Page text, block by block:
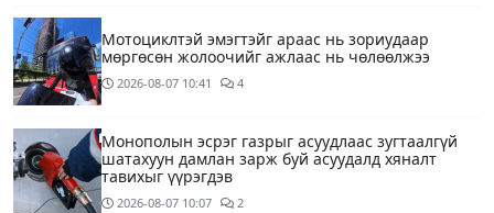
Мотоциклтэй эмэгтэйг араас нь зориудаар
мөргөсөн жолоочийг ажлаас нь чөлөөлжээ
2026-08-07 10:41 4
Монополын эсрэг газрыг асуудлаас зугтаалгүй
шатахуун дамлан зарж буй асуудалд хяналт
тавихыг үүрэгдэв
2026-08-07 10:07 2